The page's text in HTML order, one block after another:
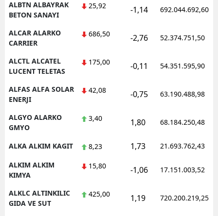
ALBTN ALBAYRAK
BETON SANAYI
25,92 -1,14 692.044.692,60
ALCAR ALARKO
CARRIER
686,50 -2,76 52.374.751,50
ALCTL ALCATEL
LUCENT TELETAS
175,00 -0,11 54.351.595,90
ALFAS ALFA SOLAR
ENERJI
42,08 -0,75 63.190.488,98
ALGYO ALARKO
GMYO
3,40 1,80 68.184.250,48
ALKA ALKIM KAGIT 8,23 1,73 21.693.762,43
ALKIM ALKIM
KIMYA
15,80 -1,06 17.151.003,52
ALKLC ALTINKILIC
GIDA VE SUT
425,00 1,19 720.200.219,25